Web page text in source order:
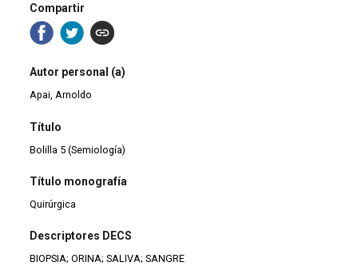
Compartir
Autor personal (a)
Apai, Arnoldo
Título
Bolilla 5 (Semiología)
Título monografía
Quirúrgica
Descriptores DECS
BIOPSIA; ORINA; SALIVA; SANGRE